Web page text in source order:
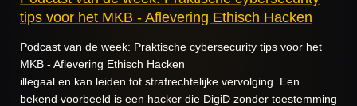
tips voor het MKB - Aflevering Ethisch Hacken
Podcast van de week: Praktische cybersecurity tips voor het
MKB - Aflevering Ethisch Hacken
illegaal en kan leiden tot strafrechtelijke vervolging. Een
bekend voorbeeld is een hacker die DigiD zonder toestemming